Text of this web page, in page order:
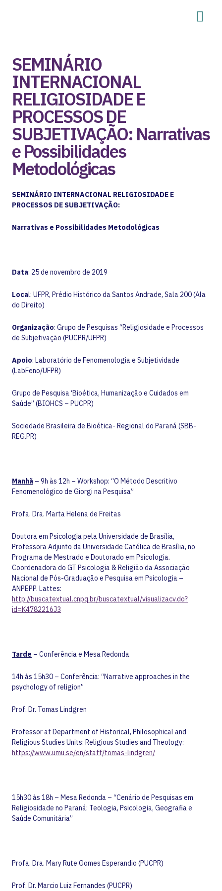
SEMINÁRIO
INTERNACIONAL
RELIGIOSIDADE E
PROCESSOS DE
SUBJETIVAÇÃO: Narrativas
e Possibilidades
Metodológicas
SEMINÁRIO INTERNACIONAL RELIGIOSIDADE E
PROCESSOS DE SUBJETIVAÇÃO:
Narrativas e Possibilidades Metodológicas
Data: 25 de novembro de 2019
Local: UFPR, Prédio Histórico da Santos Andrade, Sala 200 (Ala
do Direito)
Organização: Grupo de Pesquisas “Religiosidade e Processos
de Subjetivação (PUCPR/UFPR)
Apoio: Laboratório de Fenomenologia e Subjetividade
(LabFeno/UFPR)
Grupo de Pesquisa ‘Bioética, Humanização e Cuidados em
Saúde” (BIOHCS – PUCPR)
Sociedade Brasileira de Bioética- Regional do Paraná (SBB-
REG.PR)
Manhã – 9h às 12h – Workshop: “O Método Descritivo
Fenomenológico de Giorgi na Pesquisa”
Profa. Dra. Marta Helena de Freitas
Doutora em Psicologia pela Universidade de Brasília,
Professora Adjunto da Universidade Católica de Brasília, no
Programa de Mestrado e Doutorado em Psicologia.
Coordenadora do GT Psicologia & Religião da Associação
Nacional de Pós-Graduação e Pesquisa em Psicologia –
ANPEPP. Lattes:
http://buscatextual.cnpq.br/buscatextual/visualizacv.do?
id=K4782216J3
Tarde – Conferência e Mesa Redonda
14h às 15h30 – Conferência: “Narrative approaches in the
psychology of religion”
Prof. Dr. Tomas Lindgren
Professor at Department of Historical, Philosophical and
Religious Studies Units: Religious Studies and Theology:
https://www.umu.se/en/staff/tomas-lindgren/
15h30 às 18h – Mesa Redonda – “Cenário de Pesquisas em
Religiosidade no Paraná: Teologia, Psicologia, Geografia e
Saúde Comunitária”
Profa. Dra. Mary Rute Gomes Esperandio (PUCPR)
Prof. Dr. Marcio Luiz Fernandes (PUCPR)